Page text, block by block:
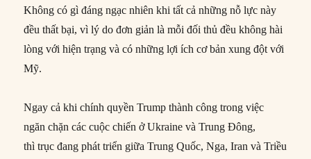
Không có gì đáng ngạc nhiên khi tất cả những nỗ lực này
đều thất bại, vì lý do đơn giản là mỗi đối thủ đều không hài
lòng với hiện trạng và có những lợi ích cơ bản xung đột với
Mỹ.
Ngay cả khi chính quyền Trump thành công trong việc
ngăn chặn các cuộc chiến ở Ukraine và Trung Đông,
thì trục đang phát triển giữa Trung Quốc, Nga, Iran và Triều